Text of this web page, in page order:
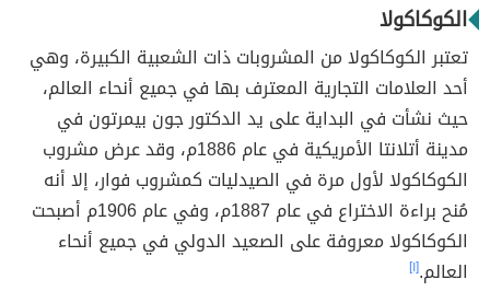
الكوكاكولا
تعتبر الكوكاكولا من المشروبات ذات الشعبية الكبيرة، وهي
أحد العلامات التجارية المعترف بها في جميع أنحاء العالم،
حيث نشأت في البداية على يد الدكتور جون بيمرتون في
مدينة أتلانتا الأمريكية في عام 1886م، وقد عرض مشروب
الكوكاكولا لأول مرة في الصيدليات كمشروب فوار، إلا أنه
مُنح براءة الاختراع في عام 1887م، وفي عام 1906م أصبحت
الكوكاكولا معروفة على الصعيد الدولي في جميع أنحاء
العالم.[١]